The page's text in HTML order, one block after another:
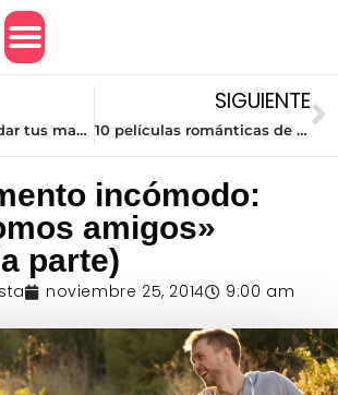
Cómo usar y cuidar tus maxi collares
SIGUIENTE
10 películas románticas de este siglo que no puedes dejar de ver
incómodo:
amigos»
parte)
noviembre 25, 2014 9:00 am